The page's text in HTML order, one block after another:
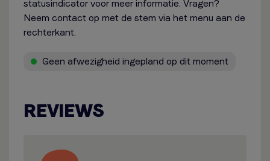
statusindicator voor meer informatie. Vragen?
Neem contact op met de stem via het menu aan de
rechterkant.
Geen afwezigheid ingepland op dit moment
REVIEWS